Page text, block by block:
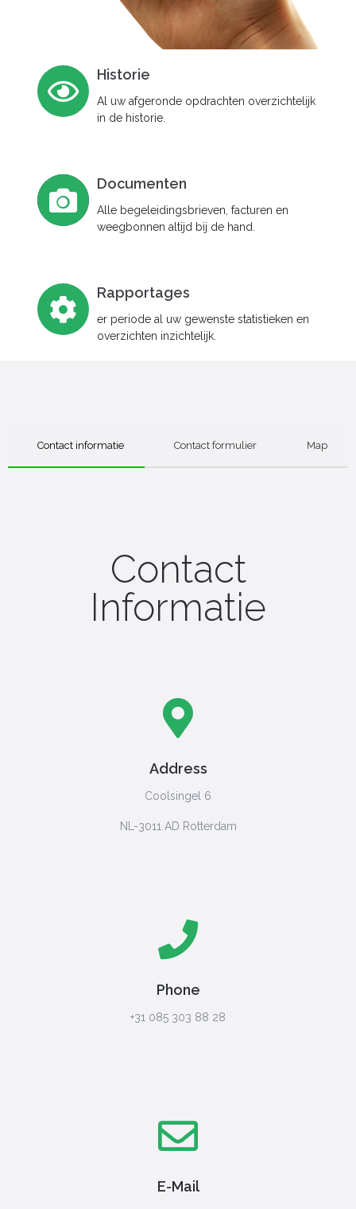
Historie
Al uw afgeronde opdrachten overzichtelijk
in de historie.
Documenten
Alle begeleidingsbrieven, facturen en
weegbonnen altijd bij de hand.
Rapportages
er periode al uw gewenste statistieken en
overzichten inzichtelijk.
Contact informatie Contact formulier Map
Contact
Informatie
Address
Coolsingel 6
NL-3011 AD Rotterdam
Phone
+31 085 303 88 28
E-Mail